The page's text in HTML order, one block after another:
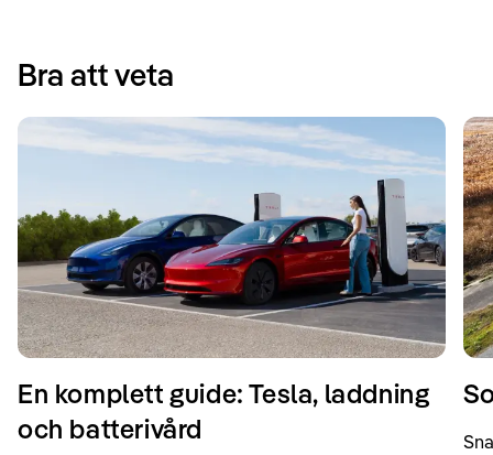
Bra att veta
En komplett guide: Tesla, laddning
och batterivård